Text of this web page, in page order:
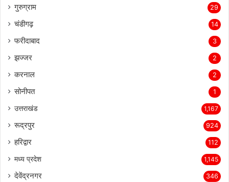
गुरुग्राम 29
चंडीगढ़ 14
3
2
करनाल 2
1
1,167
रूद्रपुर 924
112
मध्य प्रदेश 1,145